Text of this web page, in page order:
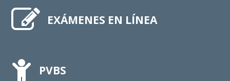
EXÁMENES EN LÍNEA
PVBS